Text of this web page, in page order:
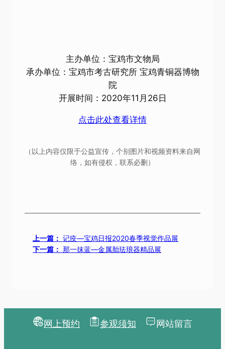
主办单位：宝鸡市文物局
承办单位：宝鸡市考古研究所 宝鸡青铜器博物
院
开展时间：2020年11月26日
点击此处查看详情
（以上内容仅限于公益宣传，个别图片和视频资料来自网
络，如有侵权，联系必删）
上一篇： 记疫—宝鸡日报2020春季视觉作品展
下一篇： 那一抹蓝—金属胎珐琅器精品展
网上预约 参观须知 网站留言